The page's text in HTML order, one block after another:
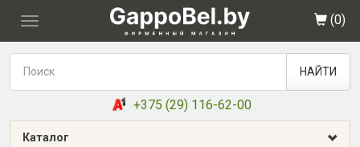
Toggle
(0)
НАЙТИ
+375 (29) 116-62-00
Каталог